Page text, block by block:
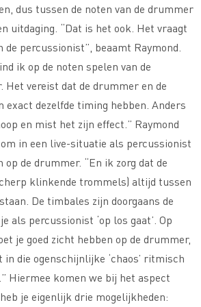
dus tussen de noten van de drummer
uitdaging. “Dat is het ook. Het vraagt
percussionist”, beaamt Raymond.
ik op de noten spelen van de
vereist dat de drummer en de
exact dezelfde timing hebben. Anders
en mist het zijn effect.” Raymond
in een live-situatie als percussionist
op de drummer. “En ik zorg dat de
klinkende trommels) altijd tussen
De timbales zijn doorgaans de
als percussionist ‘op los gaat’. Op
je goed zicht hebben op de drummer,
in die ogenschijnlijke ‘chaos’ ritmisch
Hiermee komen we bij het aspect
je eigenlijk drie mogelijkheden: